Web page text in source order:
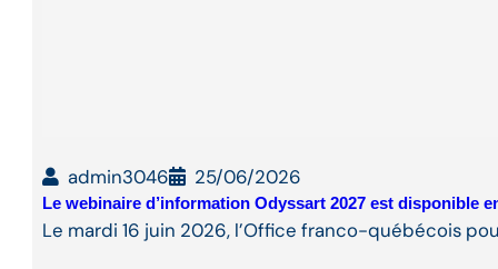
admin3046 25/06/2026
Le webinaire d’information Odyssart 2027 est disponible
Le mardi 16 juin 2026, l’Office franco-québécois